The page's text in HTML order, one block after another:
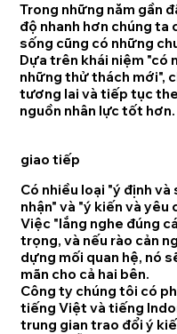
Trong những năm gần
độ nhanh hơn chúng
sống cũng có những
Dựa trên khái niệm "có
những thử thách mới",
tương lai và tiếp tục
nguồn nhân lực tốt hơn.
giao tiếp
Có nhiều loại "ý định
nhận" và "ý kiến và yêu
Việc "lắng nghe đúng
trọng, và nếu rào cản
dựng mối quan hệ, nó
mãn cho cả hai bên.
Công ty chúng tôi có
tiếng Việt và tiếng
trung gian trao đổi ý